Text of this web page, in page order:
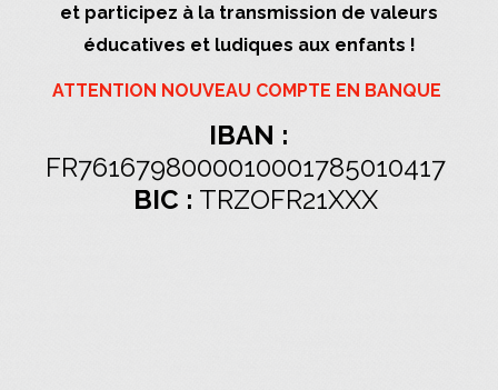
et participez à la transmission de valeurs
éducatives et ludiques aux enfants !
ATTENTION NOUVEAU COMPTE EN BANQUE
IBAN :
FR7616798000010001785010417
BIC : TRZOFR21XXX